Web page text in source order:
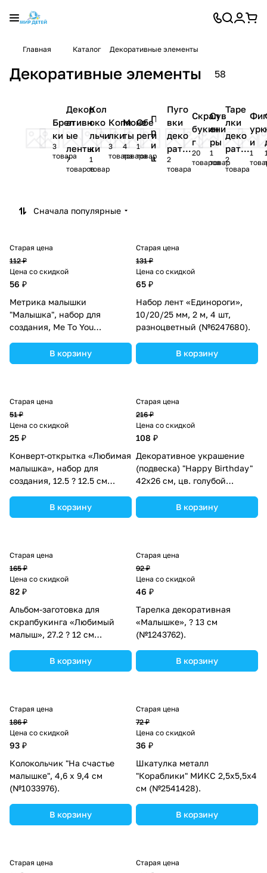
Главная Каталог Декоративные элементы
Декоративные элементы 58
Брел
ки
3
товара
Декор
ативн
ые
ленты
7
товаров
Кол
око
льчи
ки
1
товар
Копи
лки
3
товара
Моне
ты
4
товара
Обе
реги
1
товар
П
р
и
щ
Пуго
вки
деко
рати
вные
2
товара
Скрап
букин
г
20
товаров
Сув
ени
ры
1
товар
Таре
лки
деко
рати
вные
2
товара
Фиг
урк
и
1
Сначала популярные
Старая цена
112 ₽
Цена со скидкой
56 ₽
Метрика малышки
"Малышка", набор для
создания, Me To You
В корзину
Старая цена
131 ₽
Цена со скидкой
65 ₽
Набор лент «Единороги»,
10/20/25 мм, 2 м, 4 шт,
разноцветный (№6247680).
В корзину
Старая цена
51 ₽
Цена со скидкой
25 ₽
Конверт-открытка «Любимая
малышка», набор для
создания, 12.5 ? 12.5 см
В корзину
Старая цена
216 ₽
Цена со скидкой
108 ₽
Декоративное украшение
(подвеска) "Happy Birthday"
42х26 см, цв. голубой
В корзину
Старая цена
165 ₽
Цена со скидкой
82 ₽
Альбом-заготовка для
скрапбукинга «Любимый
малыш», 27.2 ? 12 см
В корзину
Старая цена
92 ₽
Цена со скидкой
46 ₽
Тарелка декоративная
«Малышке», ? 13 см
(№1243762).
В корзину
Старая цена
186 ₽
Цена со скидкой
93 ₽
Колокольчик "На счастье
малышке", 4,6 х 9,4 см
(№1033976).
В корзину
Старая цена
72 ₽
Цена со скидкой
36 ₽
Шкатулка металл
"Кораблики" МИКС 2,5х5,5х4
см (№2541428).
В корзину
Старая цена
Старая цена